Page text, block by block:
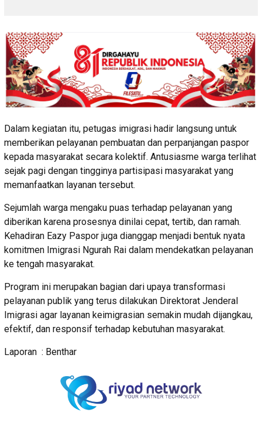
Dalam kegiatan itu, petugas imigrasi hadir langsung untuk
memberikan pelayanan pembuatan dan perpanjangan paspor
kepada masyarakat secara kolektif. Antusiasme warga terlihat
sejak pagi dengan tingginya partisipasi masyarakat yang
memanfaatkan layanan tersebut.
Sejumlah warga mengaku puas terhadap pelayanan yang
diberikan karena prosesnya dinilai cepat, tertib, dan ramah.
Kehadiran Eazy Paspor juga dianggap menjadi bentuk nyata
komitmen Imigrasi Ngurah Rai dalam mendekatkan pelayanan
ke tengah masyarakat.
Program ini merupakan bagian dari upaya transformasi
pelayanan publik yang terus dilakukan Direktorat Jenderal
Imigrasi agar layanan keimigrasian semakin mudah dijangkau,
efektif, dan responsif terhadap kebutuhan masyarakat.
Laporan : Benthar